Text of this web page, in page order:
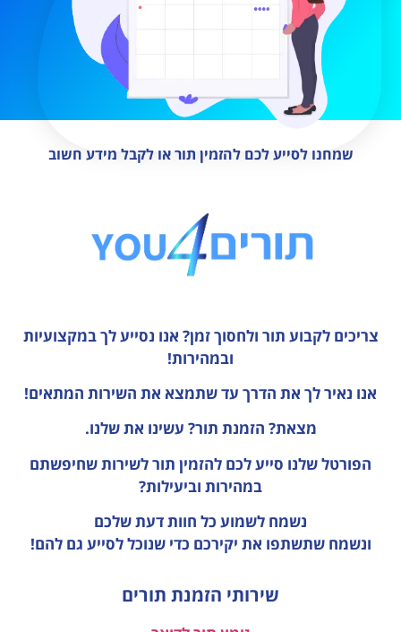
שמחנו לסייע לכם להזמין תור או לקבל מידע חשוב
צריכים לקבוע תור ולחסוך זמן? אנו נסייע לך במקצועיות
ובמהירות!
אנו נאיר לך את הדרך עד שתמצא את השירות המתאים!
מצאת? הזמנת תור? עשינו את שלנו.
הפורטל שלנו סייע לכם להזמין תור לשירות שחיפשתם
במהירות וביעילות?
נשמח לשמוע כל חוות דעתשלכם
ונשמח שתשתפו את יקירכם כדי שנוכל לסייע גם להם!
שירותי הזמנת תורים